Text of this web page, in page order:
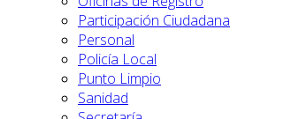
Participación Ciudadana
Personal
Policía Local
Punto Limpio
Sanidad